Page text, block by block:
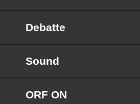
Debatte
Sound
ORF ON